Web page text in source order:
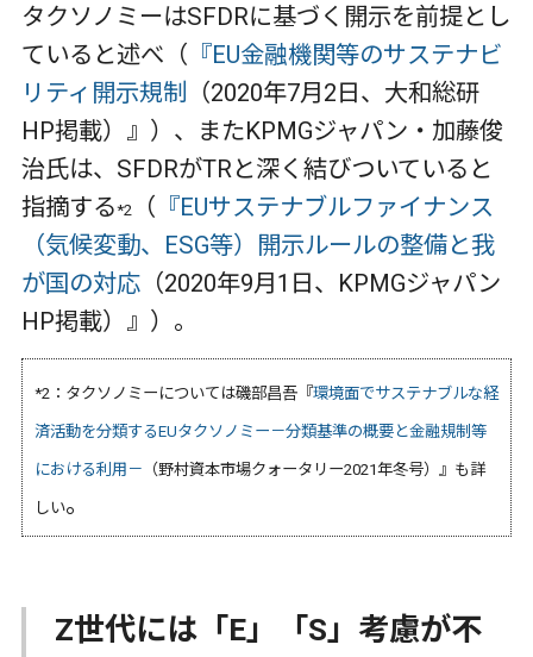
タクソノミーはSFDRに基づく開示を前提とし
ていると述べ（ 『EU金融機関等のサステナビ
リティ開示規制
（2020年7月2日、大和総研
HP掲載）』）、またKPMGジャパン・加藤俊
治氏は、SFDRがTRと深く結びついていると
指摘する*2 （ 『EUサステナブルファイナンス
（気候変動、ESG等）開示ルールの整備と我
が国の対応（2020年9月1日、KPMGジャパン
HP掲載）』）。
*2：タクソノミーについては磯部昌吾『環境面でサステナブルな経
済活動を分類するEUタクソノミー－分類基準の概要と金融規制等
における利用－ （野村資本市場クォータリー2021年冬号）』も詳
しい。
Z世代には「E」「S」考慮が不